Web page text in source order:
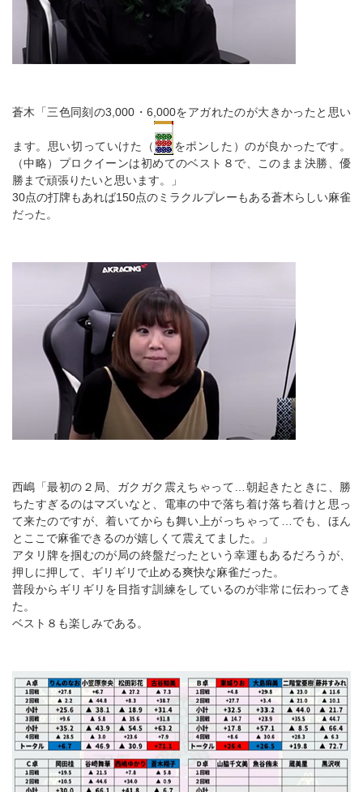
蒼木「三色同刻の3,000・6,000をアガれたのが大きかったと思い
ます。思い切っていけた（
をポンした）のが良かったです。
（中略）プロクイーンは初めてのベスト８で、このまま決勝、優
勝まで頑張りたいと思います。」
30点の打牌もあれば150点のミラクルプレーもある蒼木らしい麻雀
だった。
西嶋「最初の２局、ガクガク震えちゃって…朝起きたときに、勝
ちたすぎるのはマズいなと、電車の中で落ち着け落ち着けと思っ
て来たのですが、着いてからも舞い上がっちゃって…でも、ほん
とここで麻雀できるのが嬉しくて震えてました。」
アタリ牌を掴むのが局の終盤だったという幸運もあるだろうが、
押しに押して、ギリギリで止める爽快な麻雀だった。
普段からギリギリを目指す訓練をしているのが非常に伝わってき
た。
ベスト８も楽しみである。